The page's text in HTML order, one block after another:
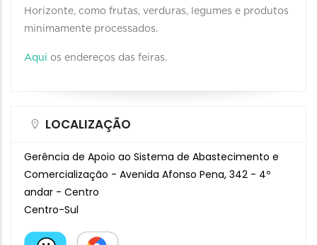
Horizonte, como frutas, verduras, legumes e produtos
minimamente processados.
Aqui os endereços das feiras.
LOCALIZAÇÃO
Gerência de Apoio ao Sistema de Abastecimento e
Comercialização - Avenida Afonso Pena, 342 - 4º
andar - Centro
Centro-Sul